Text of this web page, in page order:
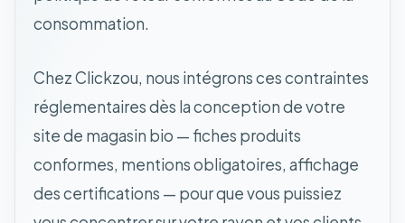
consommation.
Chez Clickzou, nous intégrons ces contraintes
réglementaires dès la conception de votre
site de magasin bio — fiches produits
conformes, mentions obligatoires, affichage
des certifications — pour que vous puissiez